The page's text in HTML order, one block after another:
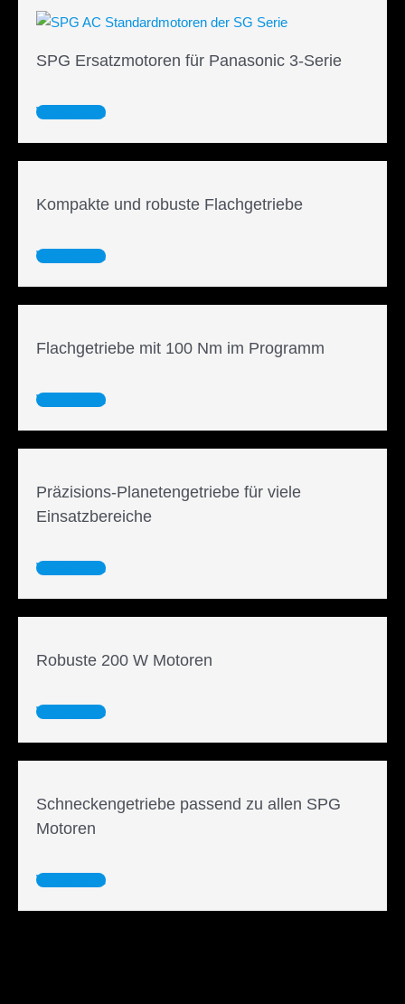
SPG Ersatzmotoren für Panasonic 3-Serie
Weiterlesen
Kompakte und robuste Flachgetriebe
Weiterlesen
Flachgetriebe mit 100 Nm im Programm
Weiterlesen
Präzisions-Planetengetriebe für viele
Einsatzbereiche
Weiterlesen
Robuste 200 W Motoren
Weiterlesen
Schneckengetriebe passend zu allen SPG
Motoren
Weiterlesen